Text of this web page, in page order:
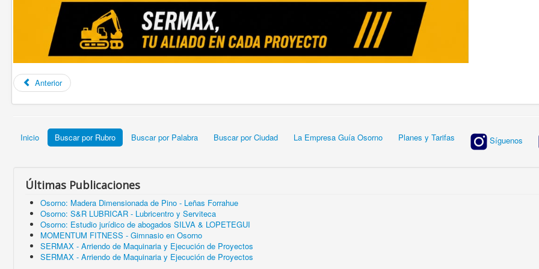
Anterior
Inicio Buscar por Rubro Buscar por Palabra Buscar por Ciudad La Empresa Guía Osorno Planes y Tarifas Síguenos
Últimas Publicaciones
Osorno: Madera Dimensionada de Pino - Leñas Forrahue
Osorno: S&R LUBRICAR - Lubricentro y Serviteca
Osorno: Estudio jurídico de abogados SILVA & LOPETEGUI
MOMENTUM FITNESS - Gimnasio en Osorno
SERMAX - Arriendo de Maquinaria y Ejecución de Proyectos
SERMAX - Arriendo de Maquinaria y Ejecución de Proyectos